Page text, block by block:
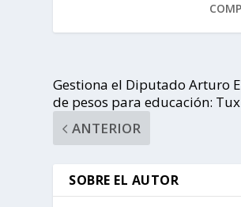
Gestiona el Diputado Arturo
de pesos para educación:
ANTERIOR
SOBRE EL AUTOR